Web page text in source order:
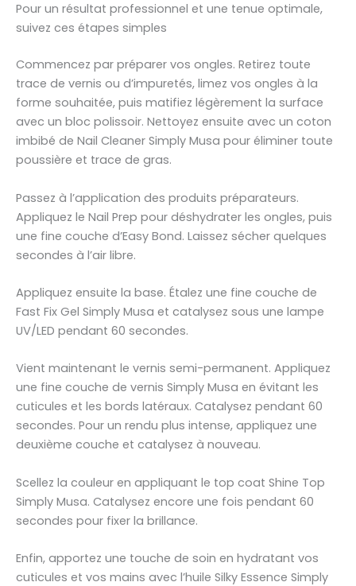
Pour un résultat professionnel et une tenue optimale,
suivez ces étapes simples
Commencez par préparer vos ongles. Retirez toute
trace de vernis ou d’impuretés, limez vos ongles à la
forme souhaitée, puis matifiez légèrement la surface
avec un bloc polissoir. Nettoyez ensuite avec un coton
imbibé de Nail Cleaner Simply Musa pour éliminer toute
poussière et trace de gras.
Passez à l’application des produits préparateurs.
Appliquez le Nail Prep pour déshydrater les ongles, puis
une fine couche d’Easy Bond. Laissez sécher quelques
secondes à l’air libre.
Appliquez ensuite la base. Étalez une fine couche de
Fast Fix Gel Simply Musa et catalysez sous une lampe
UV/LED pendant 60 secondes.
Vient maintenant le vernis semi-permanent. Appliquez
une fine couche de vernis Simply Musa en évitant les
cuticules et les bords latéraux. Catalysez pendant 60
secondes. Pour un rendu plus intense, appliquez une
deuxième couche et catalysez à nouveau.
Scellez la couleur en appliquant le top coat Shine Top
Simply Musa. Catalysez encore une fois pendant 60
secondes pour fixer la brillance.
Enfin, apportez une touche de soin en hydratant vos
cuticules et vos mains avec l’huile Silky Essence Simply